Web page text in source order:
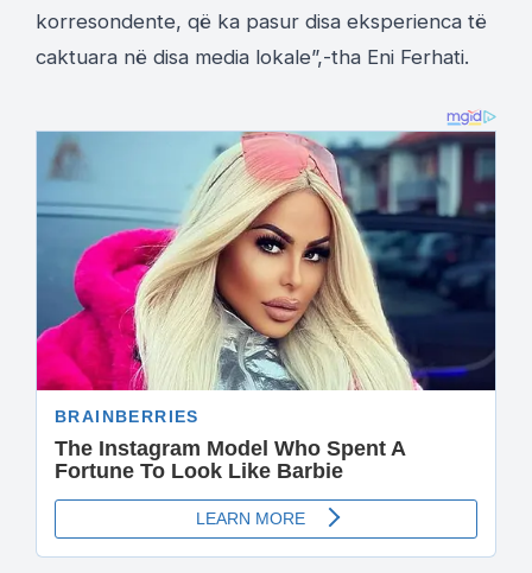
korresondente, që ka pasur disa eksperienca të
caktuara në disa media lokale”,-tha Eni Ferhati.